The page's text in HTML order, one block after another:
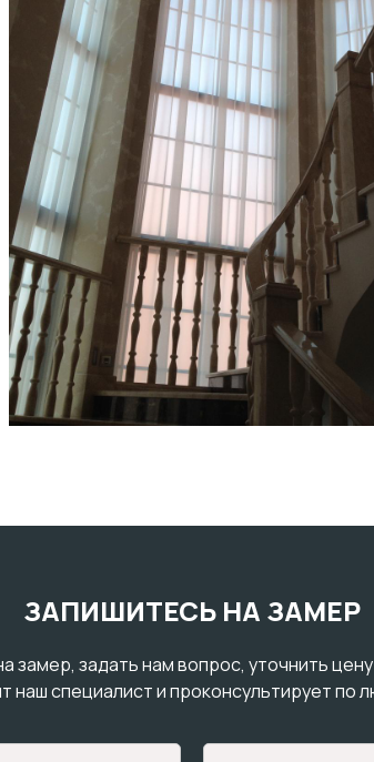
ЗАПИШИТЕСЬ НА ЗАМЕР
замер, задать нам вопрос, уточнить
наш специалист и проконсультирует по